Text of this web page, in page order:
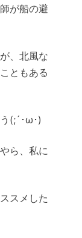
が船の避
、北風な
ともある
(;´･ω･)
ら、私に
スメした